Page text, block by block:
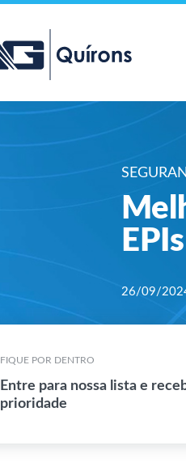
EPIs
26/09/
FIQUE POR DENTRO
Entre para nossa lista e
prioridade